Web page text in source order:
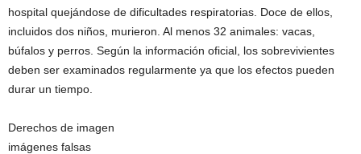
hospital quejándose de dificultades respiratorias. Doce de ellos,
incluidos dos niños, murieron. Al menos 32 animales: vacas,
búfalos y perros. Según la información oficial, los sobrevivientes
deben ser examinados regularmente ya que los efectos pueden
durar un tiempo.
Derechos de imagen
imágenes falsas